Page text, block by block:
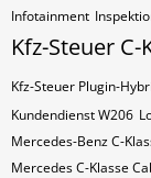
Infotainment
Kfz-Steuer C-
Kfz-Steuer Plugin-
Kundendienst W206
Mercedes-Benz C-
Mercedes C-Klasse